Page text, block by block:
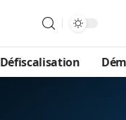
Défiscalisation